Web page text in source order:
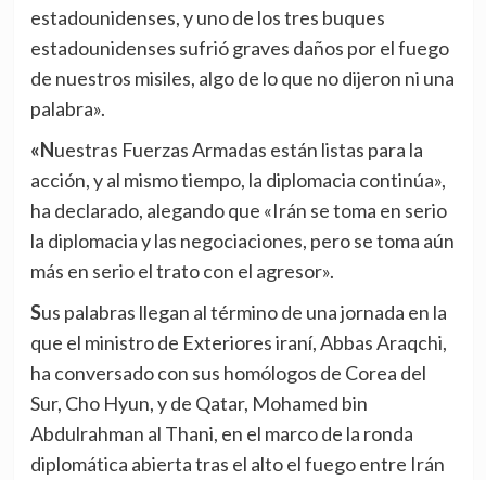
estadounidenses, y uno de los tres buques
estadounidenses sufrió graves daños por el fuego
de nuestros misiles, algo de lo que no dijeron ni una
palabra».
«Nuestras Fuerzas Armadas están listas para la
acción, y al mismo tiempo, la diplomacia continúa»,
ha declarado, alegando que «Irán se toma en serio
la diplomacia y las negociaciones, pero se toma aún
más en serio el trato con el agresor».
Sus palabras llegan al término de una jornada en la
que el ministro de Exteriores iraní, Abbas Araqchi,
ha conversado con sus homólogos de Corea del
Sur, Cho Hyun, y de Qatar, Mohamed bin
Abdulrahman al Thani, en el marco de la ronda
diplomática abierta tras el alto el fuego entre Irán